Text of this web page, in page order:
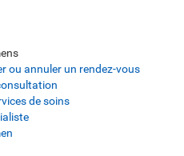
ou annuler un rendez-vous
de soins